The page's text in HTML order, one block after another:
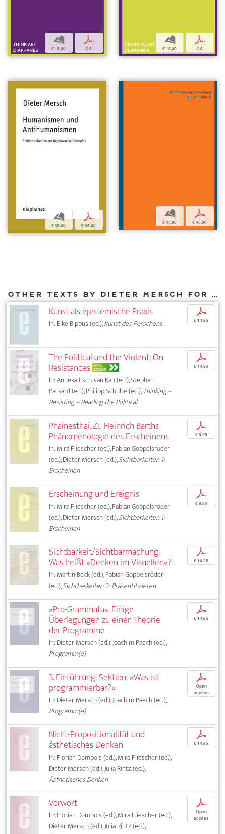
b
€ 15,00
p
OA
b
€ 15,00
p
OA
b
€ 35,00
p
€ 35,00
b
€ 45,00
p
€ 45,00
Other texts by Dieter Mersch for DIAPHANES
Kunst als epistemische Praxis
In: Elke Bippus (ed.),Kunst des Forschens
p
€ 14,95
The Political and the Violent: On
Resistances OPEN
ACCESS
In: Anneka Esch-van Kan (ed.), Stephan
Packard (ed.), Philipp Schulte (ed.),Thinking –
Resisting – Reading the Political
p
€ 14,95
Phainesthai. Zu Heinrich Barths
Phänomenologie des Erscheinens
In: Mira Fliescher (ed.), Fabian Goppelsröder
(ed.), Dieter Mersch (ed.),Sichtbarkeiten 1:
Erscheinen
p
€ 9,95
Erscheinung und Ereignis
In: Mira Fliescher (ed.), Fabian Goppelsröder
(ed.), Dieter Mersch (ed.),Sichtbarkeiten 1:
Erscheinen
p
€ 9,95
Sichtbarkeit/Sichtbarmachung.
Was heißt »Denken im Visuellen«?
In: Martin Beck (ed.), Fabian Goppelsröder
(ed.),Sichtbarkeiten 2: Präsentifizieren
p
€ 14,95
»Pro-Grammata«. Einige
Überlegungen zu einer Theorie
der Programme
In: Dieter Mersch (ed.), Joachim Paech (ed.),
Programm(e)
p
€ 14,95
3. Einführung: Sektion: »Was ist
programmierbar?«
In: Dieter Mersch (ed.), Joachim Paech (ed.),
Programm(e)
p
Open
access
Nicht-Propositionalität und
ästhetisches Denken
In: Florian Dombois (ed.), Mira Fliescher (ed.),
Dieter Mersch (ed.), Julia Rintz (ed.),
Ästhetisches Denken
p
€ 14,95
Vorwort
In: Florian Dombois (ed.), Mira Fliescher (ed.),
Dieter Mersch (ed.), Julia Rintz (ed.),
p
Open
access